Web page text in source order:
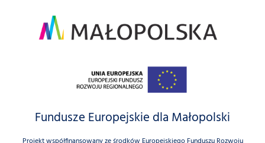
Fundusze Europejskie dla Małopolski